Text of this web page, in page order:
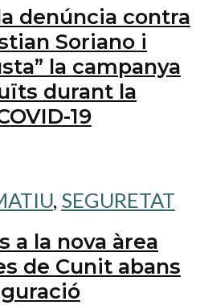
denúncia contra
Soriano i
la campanya
durant la
19
, SEGURETAT
a la nova àrea
de Cunit abans